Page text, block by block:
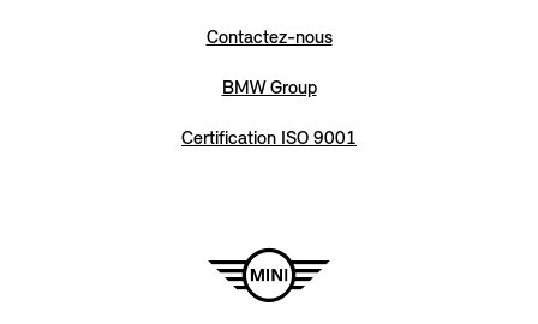
Contactez-nous
BMW Group
Certification ISO 9001